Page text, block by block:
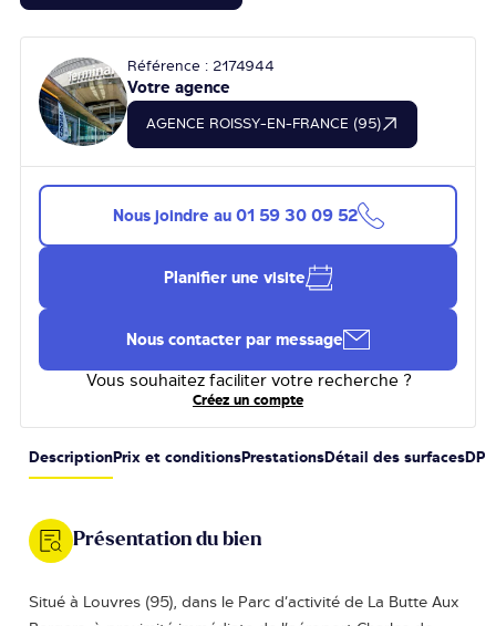
Référence : 2174944
Votre agence
AGENCE ROISSY-EN-FRANCE (95)
Nous joindre au 01 59 30 09 52
Planifier une visite
Nous contacter par message
Vous souhaitez faciliter votre recherche ?
Créez un compte
Description Prix et conditions Prestations Détail des surfaces DPE
Présentation du bien
Situé à Louvres (95), dans le Parc d’activité de La Butte Aux